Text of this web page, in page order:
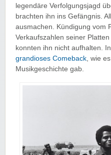
legendäre Verfolgungsjagd
brachten ihn ins Gefängnis.
ausmachen. Kündigung vom
Verkaufszahlen seiner
konnten ihn nicht aufhalten.
grandioses Comeback, wie
Musikgeschichte gab.